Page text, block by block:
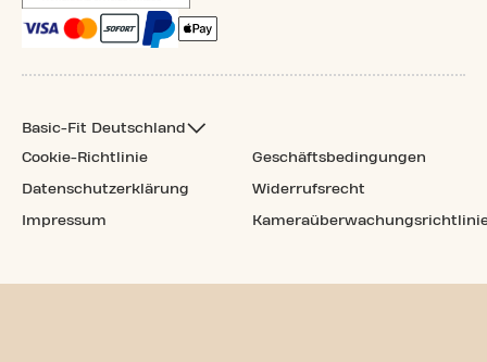
Basic-Fit Deutschland
Cookie-Richtlinie
Datenschutzerklärung
Impressum
Geschäftsbedingungen
Widerrufsrecht